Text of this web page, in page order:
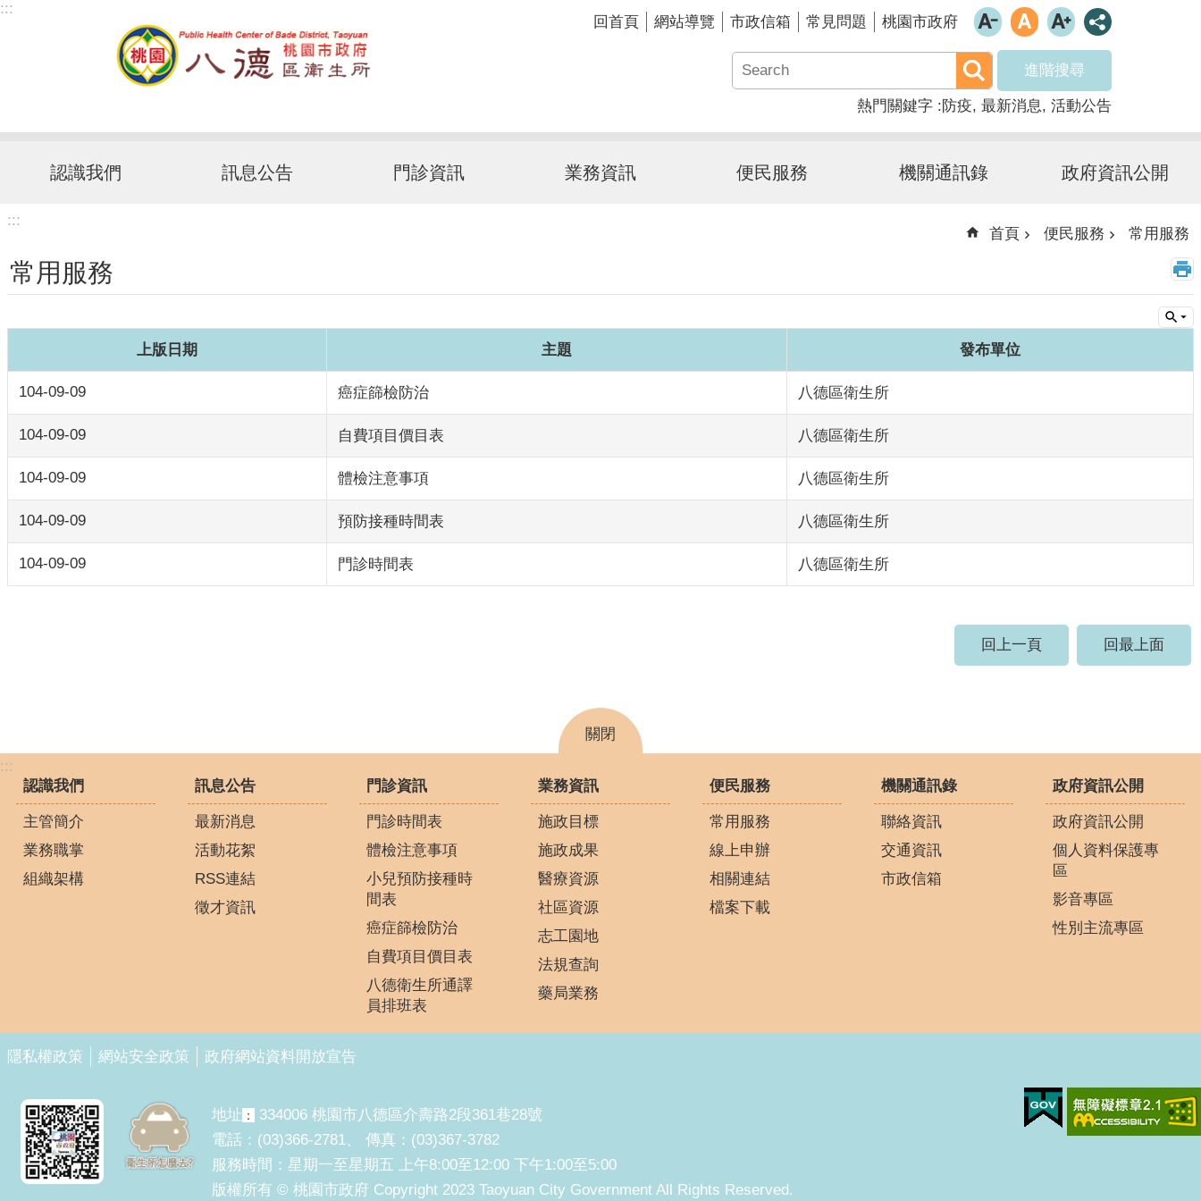
跳到主要內容區塊
:::
回首頁 網站導覽 市政信箱 常見問題 桃園市政府
進階搜尋
熱門關鍵字 防疫 最新消息 活動公告
認識我們 訊息公告 門診資訊 業務資訊 便民服務 機關通訊錄 政府資訊公開
:::
首頁 便民服務 常用服務
常用服務
上版日期 主題 發布單位
104-09-09 癌症篩檢防治 八德區衛生所
104-09-09 自費項目價目表 八德區衛生所
104-09-09 體檢注意事項 八德區衛生所
104-09-09 預防接種時間表 八德區衛生所
104-09-09 門診時間表 八德區衛生所
回上一頁 回最上面
關閉
:::
認識我們
主管簡介
業務職掌
組織架構
訊息公告
最新消息
活動花絮
RSS連結
徵才資訊
門診資訊
門診時間表
體檢注意事項
小兒預防接種時
間表
癌症篩檢防治
自費項目價目表
八德衛生所通譯
員排班表
業務資訊
施政目標
施政成果
醫療資源
社區資源
志工園地
法規查詢
藥局業務
便民服務
常用服務
線上申辦
相關連結
檔案下載
機關通訊錄
聯絡資訊
交通資訊
市政信箱
政府資訊公開
政府資訊公開
個人資料保護專
區
影音專區
性別主流專區
隱私權政策 網站安全政策 政府網站資料開放宣告
地址 ：
334006 桃園市八德區介壽路2段361巷28號
電話：(03)366-2781、 傳真：(03)367-3782
服務時間：星期一至星期五 上午8:00至12:00 下午1:00至5:00
版權所有 © 桃園市政府 Copyright 2023 Taoyuan City Government All Rights Reserved.